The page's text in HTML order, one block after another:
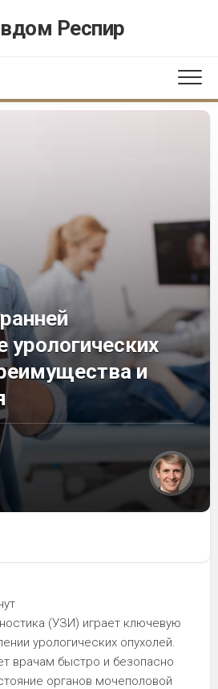
Респир
урологических
и
(УЗИ) играет ключевую
урологических опухолей.
врачам быстро и безопасно
органов мочеполовой